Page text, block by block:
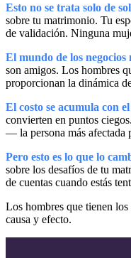
Esto no se trata solo de
sobre tu matrimonio. Tu
de validación. Ninguna
El mundo de los negocios
son amigos. Los hombres
proporcionan la dinámica
El costo se acumula con
convierten en puntos
— la persona más afectada
Pero esto es lo que lo
sobre los desafíos de tu
de cuentas cuando estás
Los hombres que tienen
causa y efecto.